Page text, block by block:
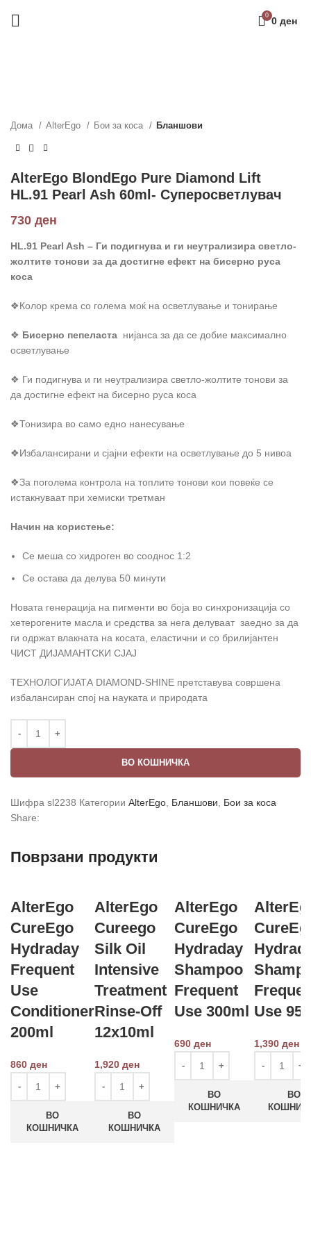
0 0 ден
Дома AlterEgo Бои за коса Бланшови
AlterEgo BlondEgo Pure Diamond Lift
HL.91 Pearl Ash 60ml- Суперосветлувач
730 ден
HL.91 Pearl Ash – Ги подигнува и ги неутрализира светло-
жолтите тонови за да достигне ефект на бисерно руса
коса
❖Колор крема со голема моќ на осветлување и тонирање
❖ Бисерно пепеласта нијанса за да се добие максимално
осветлување
❖ Ги подигнува и ги неутрализира светло-жолтите тонови за
да достигне ефект на бисерно руса коса
❖Тонизира во само едно нанесување
❖Избалансирани и сјајни ефекти на осветлување до 5 нивоа
❖За поголема контрола на топлите тонови кои повеќе се
истакнуваат при хемиски третман
Начин на користење:
Се меша со хидроген во сооднос 1:2
Се остава да делува 50 минути
Новата генерација на пигменти во боја во синхронизација со
хетерогените масла и средства за нега делуваат заедно за да
ги одржат влакната на косата, еластични и со брилијантен
ЧИСТ ДИЈАМАНТСКИ СЈАЈ
ТЕХНОЛОГИЈАТА DIAMOND-SHINE претставува совршена
избалансиран спој на науката и природата
ВО КОШНИЧКА
Шифра sl2238 Категории AlterEgo Бланшови
Бои за коса
Share:
Поврзани продукти
AlterEgo
CureEgo
Hydraday
Frequent
Use
Conditioner
200ml
860 ден
ВО
КОШНИЧКА
AlterEgo
Cureego
Silk Oil
Intensive
Treatment
Rinse-Off
12x10ml
1,920 ден
ВО
КОШНИЧКА
AlterEgo
CureEgo
Hydraday
Shampoo
Frequent
Use 300ml
690 ден
ВО
КОШНИЧКА
Use
1,390 ден
ВО